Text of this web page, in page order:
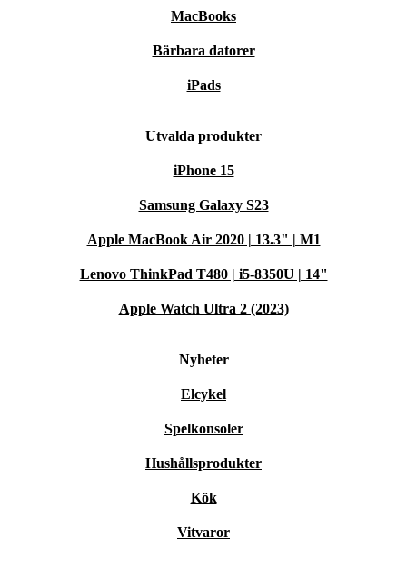
MacBooks
Bärbara datorer
iPads
Utvalda produkter
iPhone 15
Samsung Galaxy S23
Apple MacBook Air 2020 | 13.3" | M1
Lenovo ThinkPad T480 | i5-8350U | 14"
Apple Watch Ultra 2 (2023)
Nyheter
Elcykel
Spelkonsoler
Hushållsprodukter
Kök
Vitvaror